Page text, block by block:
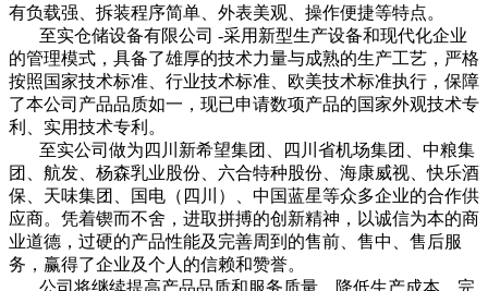
有负载强、拆装程序简单、外表美观、操作便捷等特点。
至实仓储设备有限公司 -采用新型生产设备和现代化企业
的管理模式，具备了雄厚的技术力量与成熟的生产工艺，严格
按照国家技术标准、行业技术标准、欧美技术标准执行，保障
了本公司产品品质如一，现已申请数项产品的国家外观技术专
利、实用技术专利。
至实公司做为四川新希望集团、四川省机场集团、中粮集
团、航发、杨森乳业股份、六合特种股份、海康威视、快乐酒
保、天味集团、国电（四川）、中国蓝星等众多企业的合作供
应商。凭着锲而不舍，进取拼搏的创新精神，以诚信为本的商
业道德，过硬的产品性能及完善周到的售前、售中、售后服
务，赢得了企业及个人的信赖和赞誉。
公司将继续提高产品品质和服务质量，降低生产成本，完